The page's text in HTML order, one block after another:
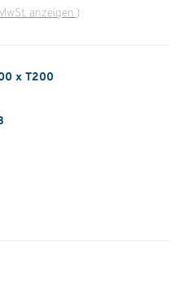
anzeigen )
x T200